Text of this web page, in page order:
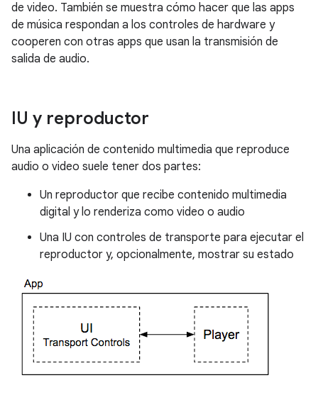
de video. También se muestra cómo hacer que las apps
de música respondan a los controles de hardware y
cooperen con otras apps que usan la transmisión de
salida de audio.
IU y reproductor
Una aplicación de contenido multimedia que reproduce
audio o video suele tener dos partes:
Un reproductor que recibe contenido multimedia
digital y lo renderiza como video o audio
Una IU con controles de transporte para ejecutar el
reproductor y, opcionalmente, mostrar su estado